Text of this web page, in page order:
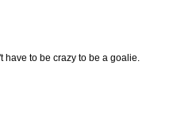
have to be crazy to be a goalie.